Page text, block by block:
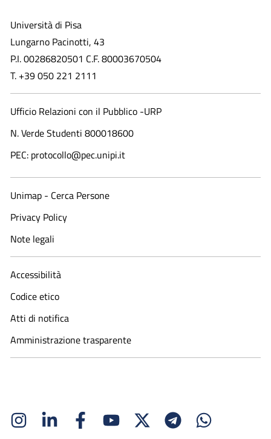
Università di Pisa
Lungarno Pacinotti, 43
P.I. 00286820501 C.F. 80003670504
T. +39 050 221 2111
Ufficio Relazioni con il Pubblico -URP
N. Verde Studenti 800018600​
PEC: protocollo@pec.unipi.it
Unimap - Cerca Persone
Privacy Policy
Note legali
Accessibilità
Codice etico
Atti di notifica
Amministrazione trasparente